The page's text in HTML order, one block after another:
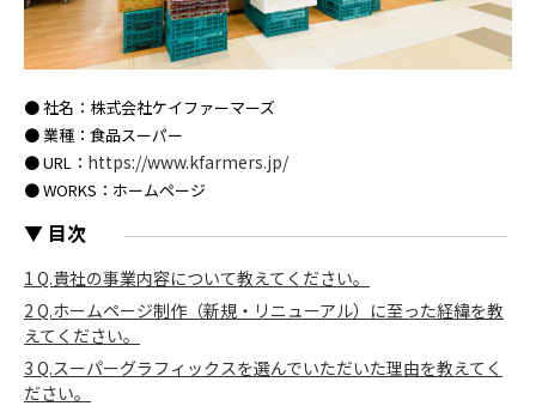
● 社名： 株式会社ケイファーマーズ
● 業種： 食品スーパー
● URL： https://www.kfarmers.jp/
● WORKS：ホームページ
▼ 目次
1 Q.貴社の事業内容について教えてください。
2 Q.ホームページ制作（新規・リニューアル）に至った経緯を教
えてください。
3 Q.スーパーグラフィックスを選んでいただいた理由を教えてく
ださい。